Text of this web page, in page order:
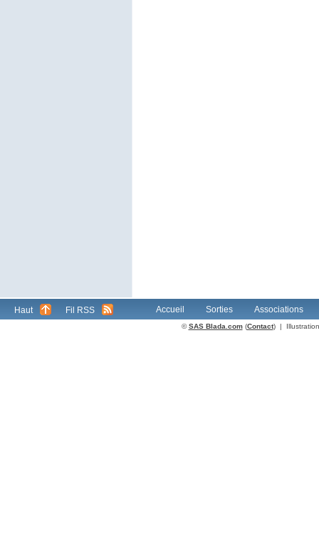
Haut Fil RSS Accueil Sorties Associations
©SAS Blada.com(Contact) |